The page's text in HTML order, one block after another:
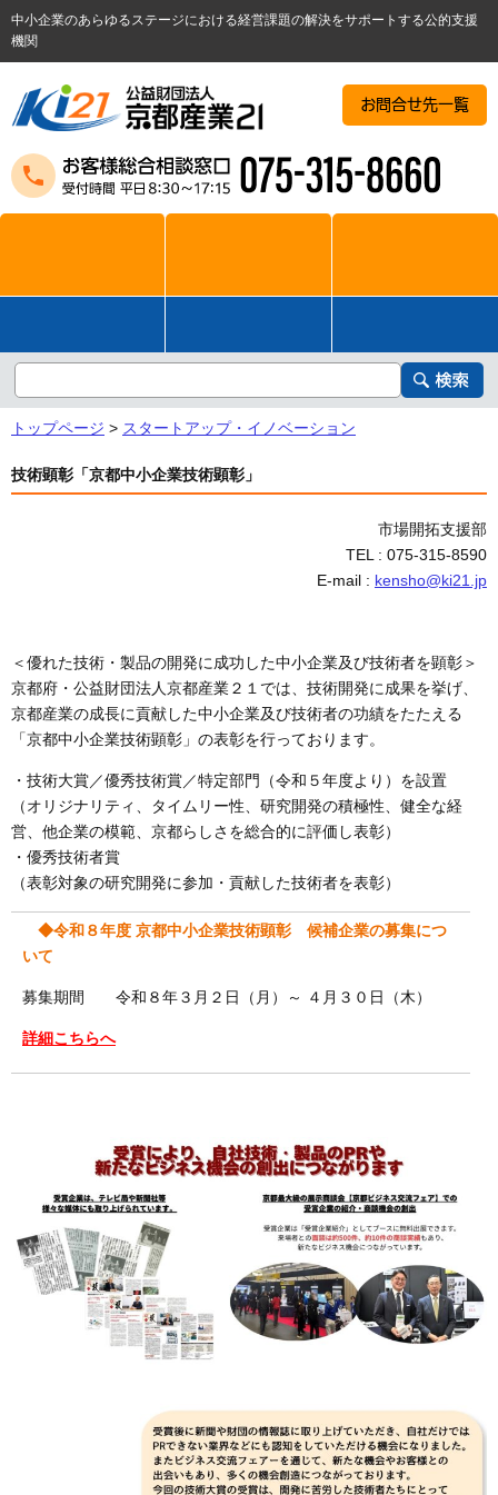
中小企業のあらゆるステージにおける経営課題の解決をサポートする公的支援
機関
お問合せ先一覧
トップページ > スタートアップ・イノベーション
技術顕彰「京都中小企業技術顕彰」
市場開拓支援部
TEL : 075-315-8590
E-mail : kensho@ki21.jp
＜優れた技術・製品の開発に成功した中小企業及び技術者を顕彰＞
京都府・公益財団法人京都産業２１では、技術開発に成果を挙げ、
京都産業の成長に貢献した中小企業及び技術者の功績をたたえる
「京都中小企業技術顕彰」の表彰を行っております。
・技術大賞／優秀技術賞／特定部門（令和５年度より）を設置
（オリジナリティ、タイムリー性、研究開発の積極性、健全な経
営、他企業の模範、京都らしさを総合的に評価し表彰）
・優秀技術者賞
（表彰対象の研究開発に参加・貢献した技術者を表彰）
◆令和８年度 京都中小企業技術顕彰 候補企業の募集につ
いて
募集期間 令和８年３月２日（月）～ ４月３０日（木）
詳細こちらへ